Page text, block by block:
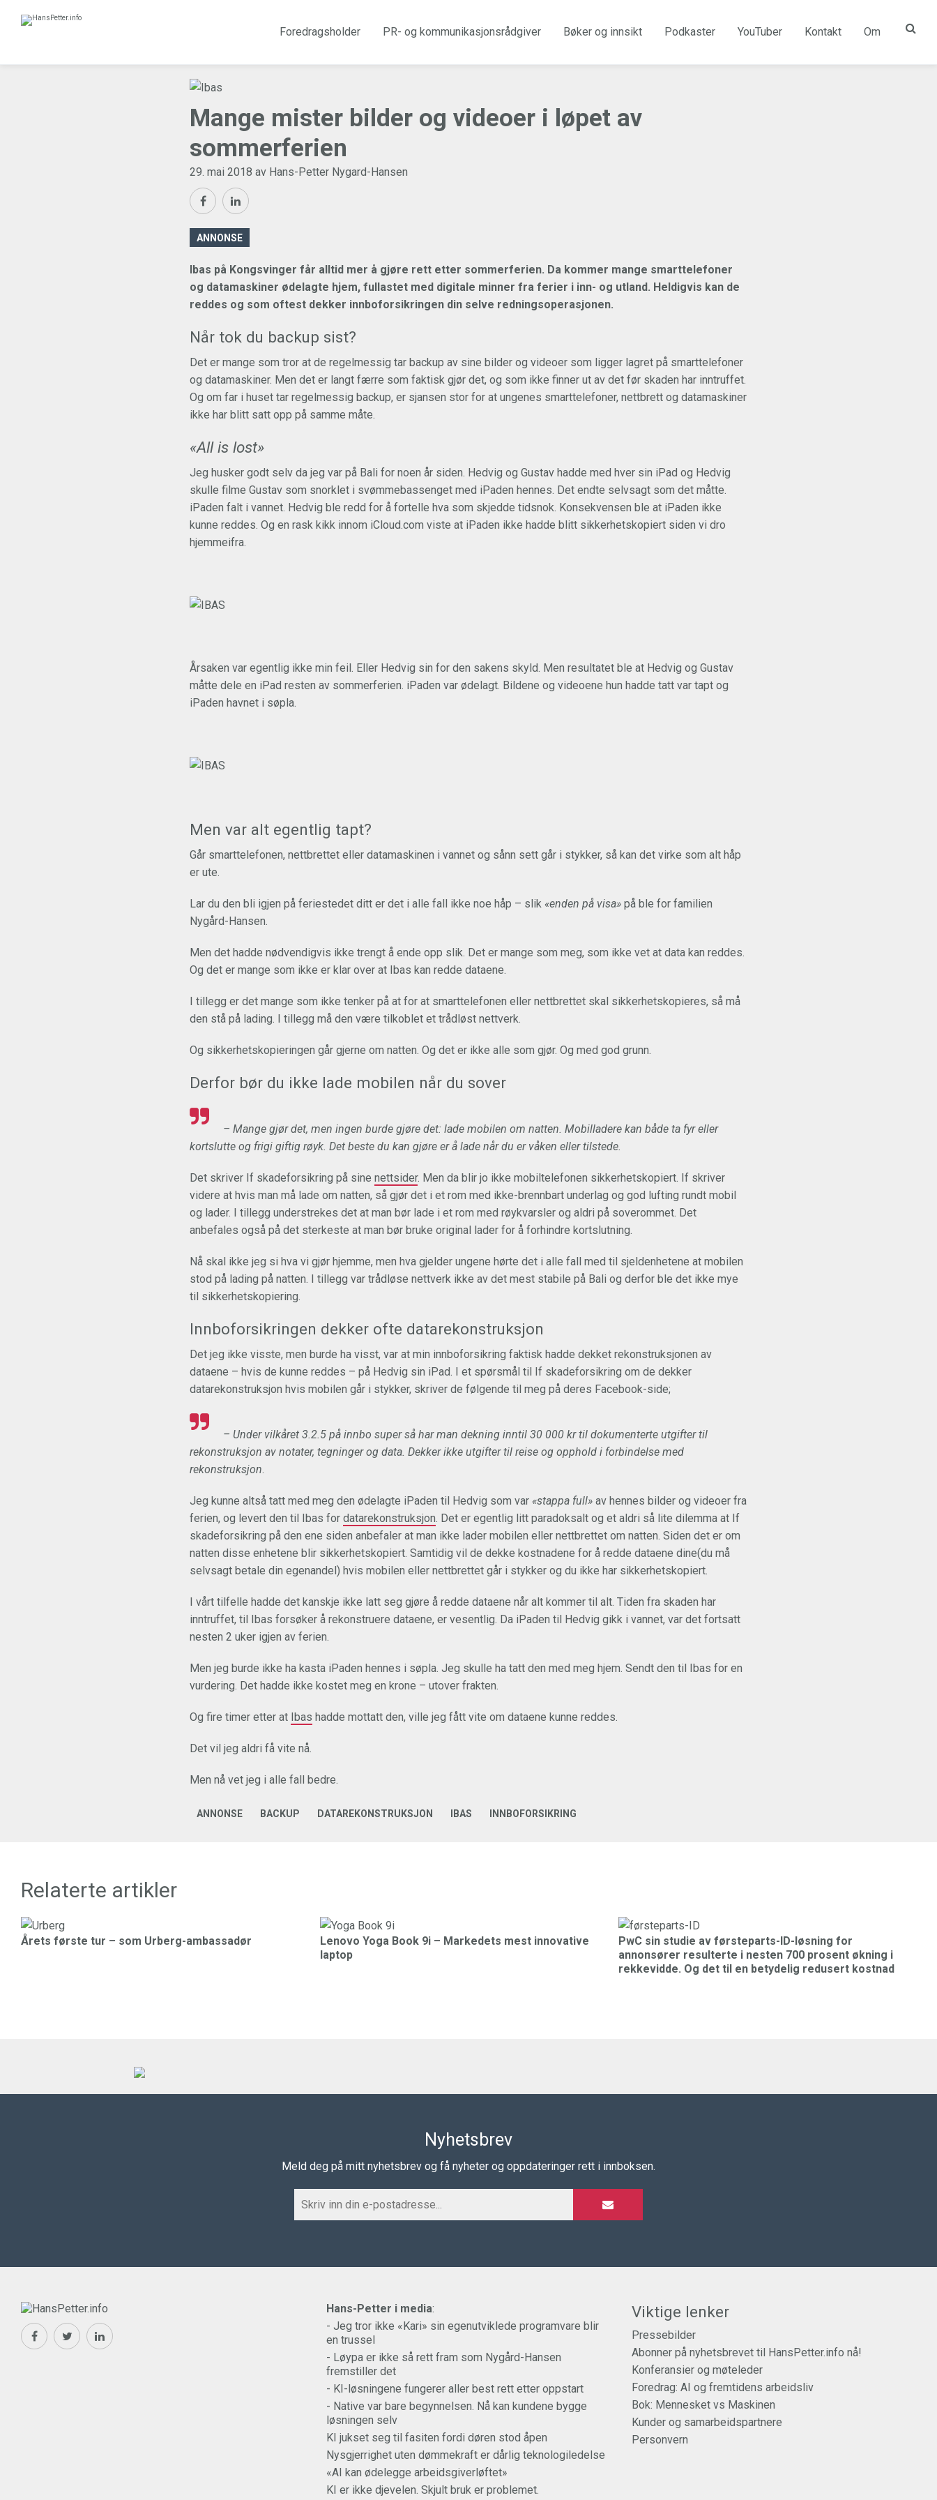
Foredragsholder PR- og kommunikasjonsrådgiver Bøker og innsikt Podkaster YouTuber Kontakt Om
Mange mister bilder og videoer i løpet av
sommerferien
29. mai 2018 av Hans-Petter Nygard-Hansen
ANNONSE
Ibas på Kongsvinger får alltid mer å gjøre rett etter sommerferien. Da kommer mange smarttelefoner
og datamaskiner ødelagte hjem, fullastet med digitale minner fra ferier i inn- og utland. Heldigvis kan de
reddes og som oftest dekker innboforsikringen din selve redningsoperasjonen.
Når tok du backup sist?
Det er mange som tror at de regelmessig tar backup av sine bilder og videoer som ligger lagret på smarttelefoner
og datamaskiner. Men det er langt færre som faktisk gjør det, og som ikke finner ut av det før skaden har inntruffet.
Og om far i huset tar regelmessig backup, er sjansen stor for at ungenes smarttelefoner, nettbrett og datamaskiner
ikke har blitt satt opp på samme måte.
«All is lost»
Jeg husker godt selv da jeg var på Bali for noen år siden. Hedvig og Gustav hadde med hver sin iPad og Hedvig
skulle filme Gustav som snorklet i svømmebassenget med iPaden hennes. Det endte selvsagt som det måtte.
iPaden falt i vannet. Hedvig ble redd for å fortelle hva som skjedde tidsnok. Konsekvensen ble at iPaden ikke
kunne reddes. Og en rask kikk innom iCloud.com viste at iPaden ikke hadde blitt sikkerhetskopiert siden vi dro
hjemmeifra.
Årsaken var egentlig ikke min feil. Eller Hedvig sin for den sakens skyld. Men resultatet ble at Hedvig og Gustav
måtte dele en iPad resten av sommerferien. iPaden var ødelagt. Bildene og videoene hun hadde tatt var tapt og
iPaden havnet i søpla.
Men var alt egentlig tapt?
Går smarttelefonen, nettbrettet eller datamaskinen i vannet og sånn sett går i stykker, så kan det virke som alt håp
er ute.
Lar du den bli igjen på feriestedet ditt er det i alle fall ikke noe håp – slik «enden på visa» på ble for familien
Nygård-Hansen.
Men det hadde nødvendigvis ikke trengt å ende opp slik. Det er mange som meg, som ikke vet at data kan reddes.
Og det er mange som ikke er klar over at Ibas kan redde dataene.
I tillegg er det mange som ikke tenker på at for at smarttelefonen eller nettbrettet skal sikkerhetskopieres, så må
den stå på lading. I tillegg må den være tilkoblet et trådløst nettverk.
Og sikkerhetskopieringen går gjerne om natten. Og det er ikke alle som gjør. Og med god grunn.
Derfor bør du ikke lade mobilen når du sover
– Mange gjør det, men ingen burde gjøre det: lade mobilen om natten. Mobilladere kan både ta fyr eller
kortslutte og frigi giftig røyk. Det beste du kan gjøre er å lade når du er våken eller tilstede.
Det skriver If skadeforsikring på sine nettsider. Men da blir jo ikke mobiltelefonen sikkerhetskopiert. If skriver
videre at hvis man må lade om natten, så gjør det i et rom med ikke-brennbart underlag og god lufting rundt mobil
og lader. I tillegg understrekes det at man bør lade i et rom med røykvarsler og aldri på soverommet. Det
anbefales også på det sterkeste at man bør bruke original lader for å forhindre kortslutning.
Nå skal ikke jeg si hva vi gjør hjemme, men hva gjelder ungene hørte det i alle fall med til sjeldenhetene at mobilen
stod på lading på natten. I tillegg var trådløse nettverk ikke av det mest stabile på Bali og derfor ble det ikke mye
til sikkerhetskopiering.
Innboforsikringen dekker ofte datarekonstruksjon
Det jeg ikke visste, men burde ha visst, var at min innboforsikring faktisk hadde dekket rekonstruksjonen av
dataene – hvis de kunne reddes – på Hedvig sin iPad. I et spørsmål til If skadeforsikring om de dekker
datarekonstruksjon hvis mobilen går i stykker, skriver de følgende til meg på deres Facebook-side;
– Under vilkåret 3.2.5 på innbo super så har man dekning inntil 30 000 kr til dokumenterte utgifter til
rekonstruksjon av notater, tegninger og data. Dekker ikke utgifter til reise og opphold i forbindelse med
rekonstruksjon.
Jeg kunne altså tatt med meg den ødelagte iPaden til Hedvig som var «stappa full» av hennes bilder og videoer fra
ferien, og levert den til Ibas for datarekonstruksjon. Det er egentlig litt paradoksalt og et aldri så lite dilemma at If
skadeforsikring på den ene siden anbefaler at man ikke lader mobilen eller nettbrettet om natten. Siden det er om
natten disse enhetene blir sikkerhetskopiert. Samtidig vil de dekke kostnadene for å redde dataene dine(du må
selvsagt betale din egenandel) hvis mobilen eller nettbrettet går i stykker og du ikke har sikkerhetskopiert.
I vårt tilfelle hadde det kanskje ikke latt seg gjøre å redde dataene når alt kommer til alt. Tiden fra skaden har
inntruffet, til Ibas forsøker å rekonstruere dataene, er vesentlig. Da iPaden til Hedvig gikk i vannet, var det fortsatt
nesten 2 uker igjen av ferien.
Men jeg burde ikke ha kasta iPaden hennes i søpla. Jeg skulle ha tatt den med meg hjem. Sendt den til Ibas for en
vurdering. Det hadde ikke kostet meg en krone – utover frakten.
Og fire timer etter at Ibas hadde mottatt den, ville jeg fått vite om dataene kunne reddes.
Det vil jeg aldri få vite nå.
Men nå vet jeg i alle fall bedre.
ANNONSE BACKUP DATAREKONSTRUKSJON IBAS INNBOFORSIKRING
Relaterte artikler
Årets første tur – som Urberg-ambassadør
Lenovo Yoga Book 9i – Markedets mest innovative
laptop
PwC sin studie av førsteparts-ID-løsning for
annonsører resulterte i nesten 700 prosent økning i
rekkevidde. Og det til en betydelig redusert kostnad
Nyhetsbrev
Meld deg på mitt nyhetsbrev og få nyheter og oppdateringer rett i innboksen.
Hans-Petter i media:
- Jeg tror ikke «Kari» sin egenutviklede programvare blir
en trussel
- Løypa er ikke så rett fram som Nygård-Hansen
fremstiller det
- KI-løsningene fungerer aller best rett etter oppstart
- Native var bare begynnelsen. Nå kan kundene bygge
løsningen selv
KI jukset seg til fasiten fordi døren stod åpen
Nysgjerrighet uten dømmekraft er dårlig teknologiledelse
«AI kan ødelegge arbeidsgiverløftet»
KI er ikke djevelen. Skjult bruk er problemet.
Viktige lenker
Pressebilder
Abonner på nyhetsbrevet til HansPetter.info nå!
Konferansier og møteleder
Foredrag: AI og fremtidens arbeidsliv
Bok: Mennesket vs Maskinen
Kunder og samarbeidspartnere
Personvern